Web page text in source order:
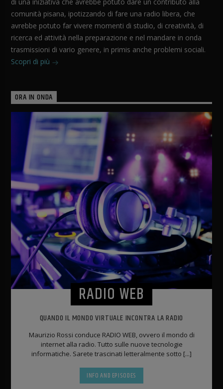
comunità pisana, ipotizzando di fare una radio libera, che
avrebbe potuto far vivere momenti di studio, di creatività, di
ricerca ed attività nella preparazione e nel mandare in onda
trasmissioni di vario genere, in primis anche problemi sociali.
Scopri di più
ORA IN ONDA
RADIO WEB
QUANDO IL MONDO VIRTUALE INCONTRA LA RADIO
Maurizio Rossi conduce RADIO WEB, ovvero il mondo di
internet alla radio. Tutto sulle nuove tecnologie
informatiche. Sarete trascinati letteralmente sotto [...]
INFO AND EPISODES